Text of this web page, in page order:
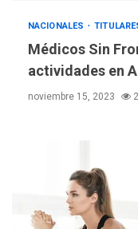
NACIONALES
Médicos Sin
actividades en
noviembre 15, 2023